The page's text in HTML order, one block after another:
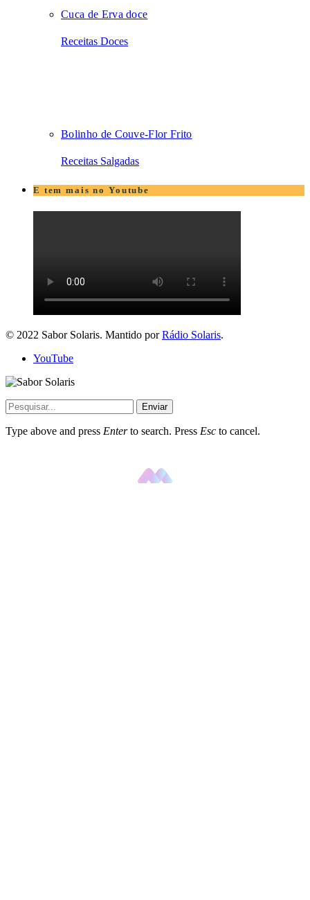
Cuca de Erva doce
Receitas Doces
Bolinho de Couve-Flor Frito
Receitas Salgadas
E tem mais no Youtube
© 2022 Sabor Solaris. Mantido porRádio Solaris.
YouTube
Enviar
Type above and press Enterto search. Press Esc to cancel.